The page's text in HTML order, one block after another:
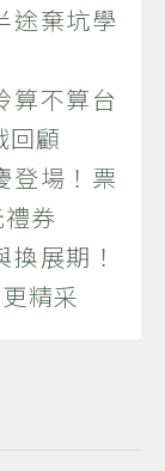
途棄坑學
不算台
回顧
場！票
券
展期！
精采